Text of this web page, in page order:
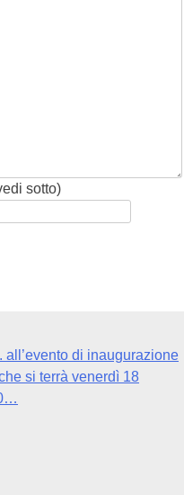
sotto)
di inaugurazione
si terrà venerdì 18